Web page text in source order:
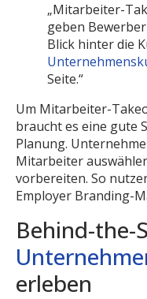
„Mitarbeiter-
geben
Blick hinter die
Seite.“
Um Mitarbeiter-
braucht es eine gute
Planung.
Mitarbeiter
vorbereiten. So
Employer Branding-
Behind-the-
erleben